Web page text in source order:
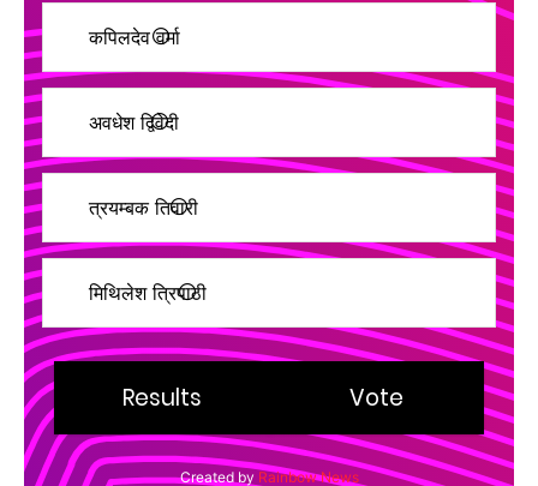
कपिलदेव वर्मा
अवधेश द्विवेदी
त्रयम्बक तिवारी
मिथिलेश त्रिपाठी
Created by Rainbow News